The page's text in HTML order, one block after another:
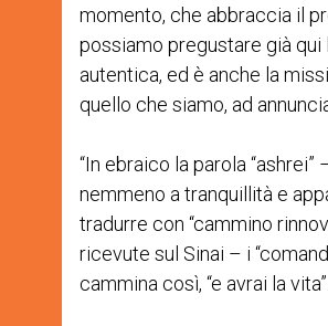
momento, che abbraccia il
possiamo pregustare già qui
autentica, ed è anche la
quello che siamo, ad
“In ebraico la parola
nemmeno a tranquillità e
tradurre con “cammino
ricevute sul Sinai – i
cammina così, “e avrai la vita”.